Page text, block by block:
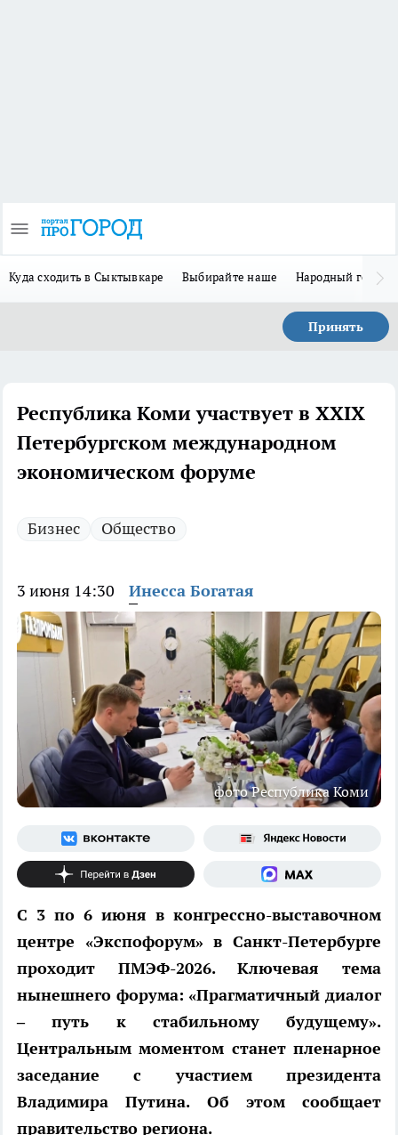
Куда сходить в Сыктывкаре Выбирайте наше Народный герой
Принять
Республика Коми участвует в XXIX
Петербургском международном
экономическом форуме
Бизнес Общество
3 июня 14:30 Инесса Богатая
фото Республика Коми
С 3 по 6 июня в конгрессно-выставочном
центре «Экспофорум» в Санкт-Петербурге
проходит ПМЭФ-2026. Ключевая тема
нынешнего форума: «Прагматичный диалог
– путь к стабильному будущему».
Центральным моментом станет пленарное
заседание с участием президента
Владимира Путина. Об этом сообщает
правительство региона.